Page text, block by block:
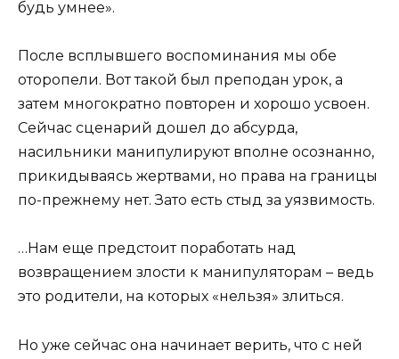
будь умнее».
После всплывшего воспоминания мы обе
оторопели. Вот такой был преподан урок, а
затем многократно повторен и хорошо усвоен.
Сейчас сценарий дошел до абсурда,
насильники манипулируют вполне осознанно,
прикидываясь жертвами, но права на границы
по-прежнему нет. Зато есть стыд за уязвимость.
…Нам еще предстоит поработать над
возвращением злости к манипуляторам – ведь
это родители, на которых «нельзя» злиться.
Но уже сейчас она начинает верить, что с ней